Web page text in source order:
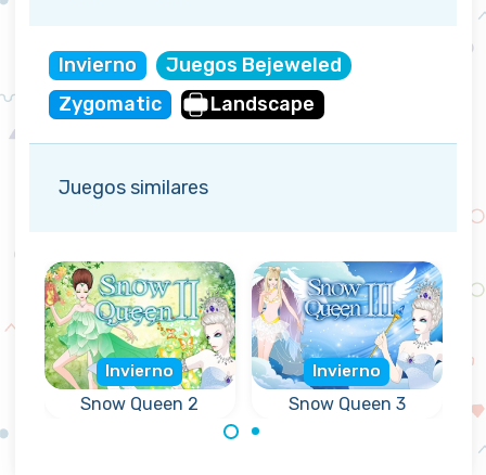
Invierno
Juegos Bejeweled
Zygomatic
Landscape
Juegos similares
Snow Queen 2
Invierno
Snow Queen 3
Invierno